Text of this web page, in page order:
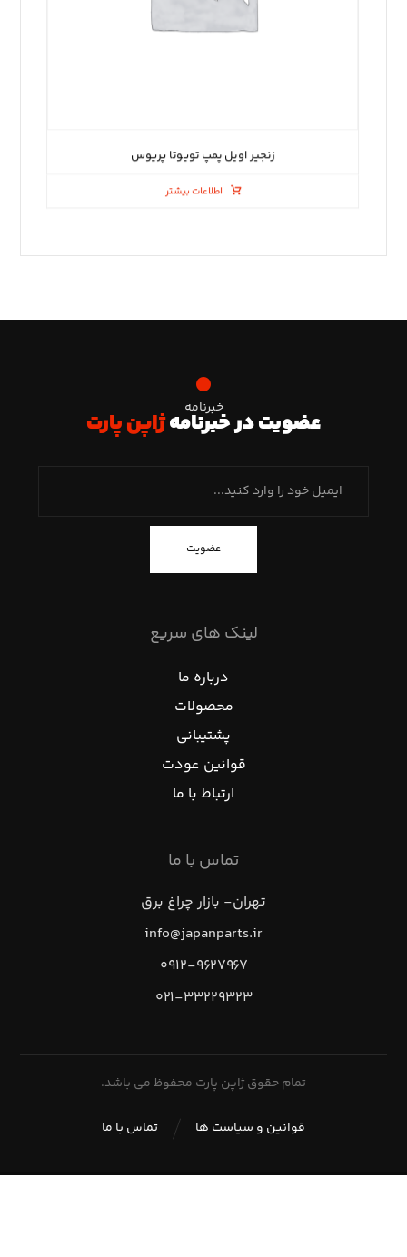
زنجیر اویل پمپ تویوتا پریوس
اطلاعات بیشتر
خبرنامه
عضویت در خبرنامهژاپن پارت
عضویت
لینک های سریع
درباره ما
محصولات
پشتیبانی
قوانین عودت
ارتباط با ما
تماس با ما
تهران- بازار چراغ برق
info@japanparts.ir
۰۹۱۲-۹۶۲۷۹۶۷
۰۲۱-۳۳۲۲۹۳۲۳
تمام حقوق ژاپن پارت محفوظ می باشد.
تماس با ما قوانین و سیاست ها